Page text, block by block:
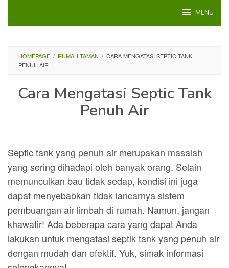
MENU
HOMEPAGE / RUMAH TAMAN / CARA MENGATASI SEPTIC TANK
PENUH AIR
Cara Mengatasi Septic Tank
Penuh Air
Septic tank yang penuh air merupakan masalah
yang sering dihadapi oleh banyak orang. Selain
memunculkan bau tidak sedap, kondisi ini juga
dapat menyebabkan tidak lancarnya sistem
pembuangan air limbah di rumah. Namun, jangan
khawatir! Ada beberapa cara yang dapat Anda
lakukan untuk mengatasi septik tank yang penuh air
dengan mudah dan efektif. Yuk, simak informasi